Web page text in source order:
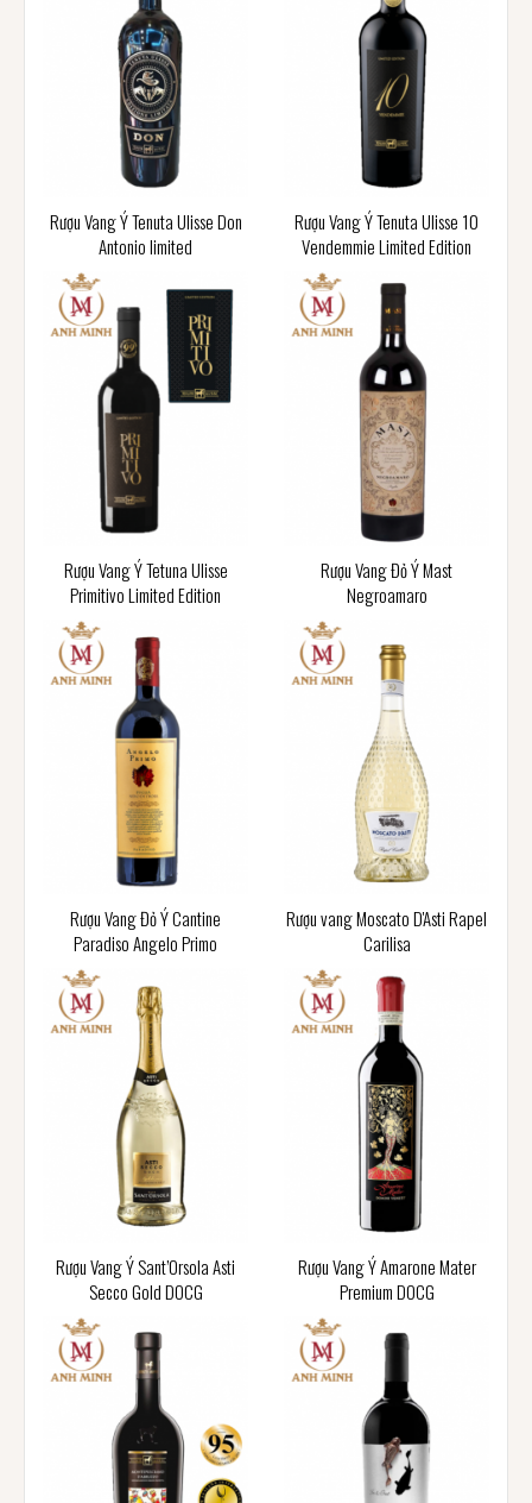
Rượu Vang Ý Tenuta Ulisse Don
Antonio limited
Rượu Vang Ý Tenuta Ulisse 10
Vendemmie Limited Edition
Rượu Vang Ý Tetuna Ulisse
Primitivo Limited Edition
Rượu Vang Đỏ Ý Mast
Negroamaro
Rượu Vang Đỏ Ý Cantine
Paradiso Angelo Primo
Rượu vang Moscato D'Asti Rapel
Carilisa
Rượu Vang Ý Sant’Orsola Asti
Secco Gold DOCG
Rượu Vang Ý Amarone Mater
Premium DOCG